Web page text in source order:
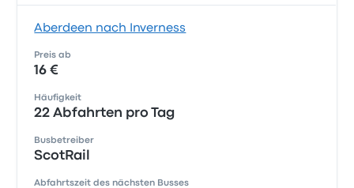
Aberdeen nach Inverness
Preis ab
16 €
Häufigkeit
22 Abfahrten pro Tag
Busbetreiber
ScotRail
Abfahrtszeit des nächsten Busses